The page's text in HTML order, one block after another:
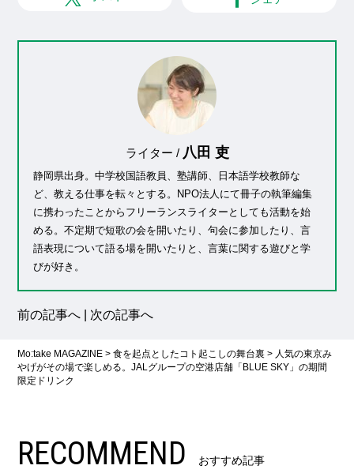
ライター / 八田 吏
静岡県出身。中学校国語教員、塾講師、日本語学校教師な
ど、教える仕事を転々とする。NPO法人にて冊子の執筆編集
に携わったことからフリーランスライターとしても活動を始
める。不定期で短歌の会を開いたり、句会に参加したり、言
語表現について語る場を開いたりと、言葉に関する遊びと学
びが好き。
前の記事へ 次の記事へ
Mo:take MAGAZINE >食を起点としたコト起こしの舞台裏 > 人気の東京み
やげがその場で楽しめる。JALグループの空港店舗「BLUE SKY」の期間
限定ドリンク
RECOMMEND おすすめ記事